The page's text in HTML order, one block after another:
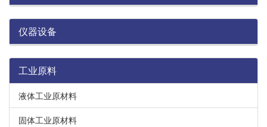
仪器设备
工业原料
液体工业原材料
固体工业原材料